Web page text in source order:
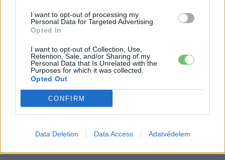
I want to opt-out of processing my
Personal Data for Targeted Advertising.
Opted In
I want to opt-out of Collection, Use,
Retention, Sale, and/or Sharing of my
Personal Data that Is Unrelated with the
Purposes for which it was collected.
Opted Out
CONFIRM
Data Deletion Data Access Adatvédelem
150 milliárd eurót bukhat Európa, ha
Akkumulátor
2,4 millió eurós programba kezdtek a
németek, hogy lekörözzék a kínai LFP-
gyártókat